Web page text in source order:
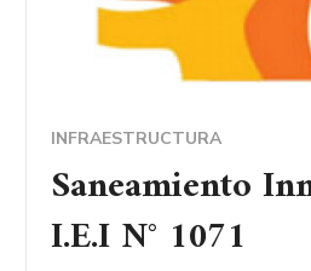
INFRAESTRUCTURA
Saneamiento
I.E.I N° 1071